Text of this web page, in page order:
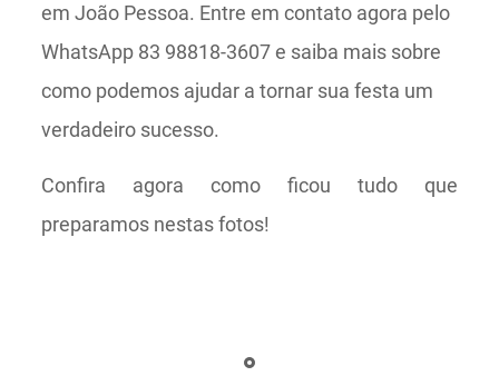
em João Pessoa. Entre em contato agora pelo
WhatsApp 83 98818-3607 e saiba mais sobre
como podemos ajudar a tornar sua festa um
verdadeiro sucesso.
Confira agora como ficou tudo que
preparamos nestas fotos!